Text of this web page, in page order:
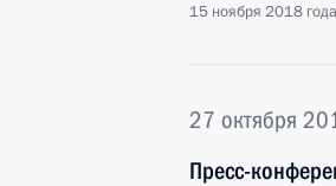
15 ноября 2018
27 октября
Пресс-